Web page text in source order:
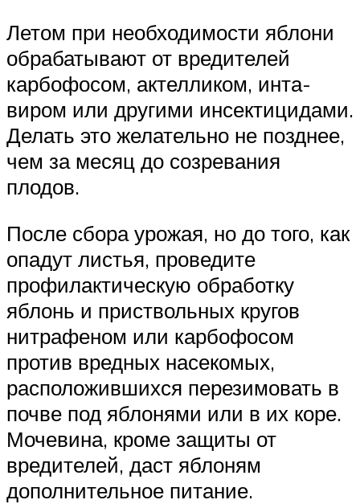
Летом при необходимости яблони
обрабатывают от вредителей
карбофосом, актелликом, инта-
виром или другими инсектицидами.
Делать это желательно не позднее,
чем за месяц до созревания
плодов.
После сбора урожая, но до того, как
опадут листья, проведите
профилактическую обработку
яблонь и приствольных кругов
нитрафеном или карбофосом
против вредных насекомых,
расположившихся перезимовать в
почве под яблонями или в их коре.
Мочевина, кроме защиты от
вредителей, даст яблоням
дополнительное питание.